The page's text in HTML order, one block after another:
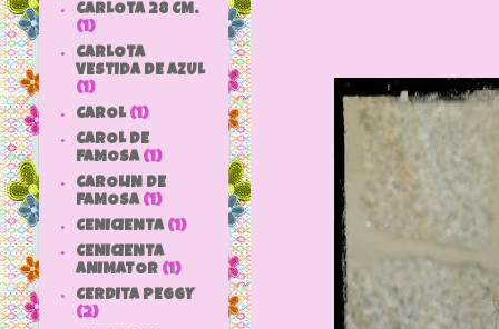
CARLOTA 28 CM.
(1)
CARLOTA
VESTIDA DE AZUL
(1)
CAROL (1)
CAROL DE
FAMOSA (1)
CAROLIN DE
FAMOSA (1)
CENICIENTA (1)
CENICIENTA
ANIMATOR (1)
CERDITA PEGGY
(2)